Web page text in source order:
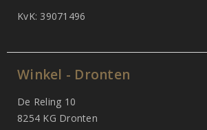
KvK: 39071496
Winkel - Dronten
De Reling 10
8254 KG Dronten